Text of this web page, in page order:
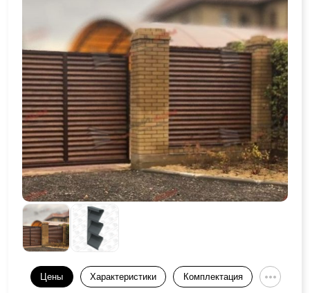
Цены Характеристики Комплектация